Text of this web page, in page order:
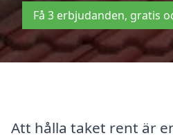
Få 3 erbjudanden, gratis
Att hålla taket rent är